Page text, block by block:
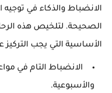
الانضباط والذكاء في توجيه
الصحيحة. لتلخيص هذه
الأساسية التي يجب
الانضباط التام في
والأسبوعية.